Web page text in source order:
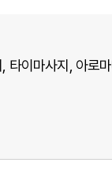
타이마사지 아로